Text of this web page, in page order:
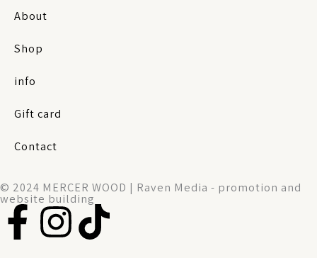
About
Shop
info
Gift card
Contact
© 2024 MERCER WOOD | Raven Media - promotion and
website building
F I T